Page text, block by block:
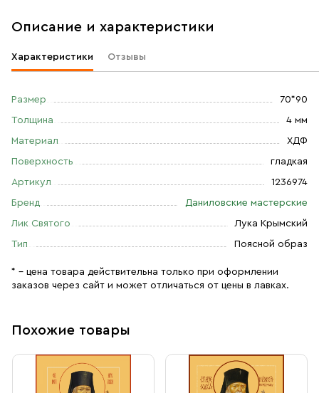
Описание и характеристики
Характеристики Отзывы
Размер 70*90
Толщина 4 мм
Материал ХДФ
Поверхность гладкая
Артикул 1236974
Бренд Даниловские мастерские
Лик Святого Лука Крымский
Тип Поясной образ
* – цена товара действительна только при оформлении
заказов через сайт и может отличаться от цены в лавках.
Похожие товары